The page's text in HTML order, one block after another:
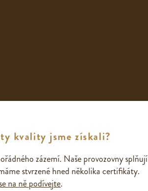
kvality jsme získali?
zázemí. Naše provozovny splňují
stvrzené hned několika certifikáty.
na ně podívejte.